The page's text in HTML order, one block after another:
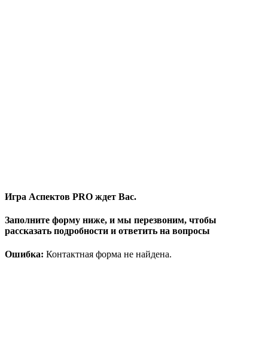
Игра Аспектов PRO ждет Вас.
Заполните форму ниже, и мы перезвоним, чтобы
рассказать подробности и ответить на вопросы
Ошибка: Контактная форма не найдена.